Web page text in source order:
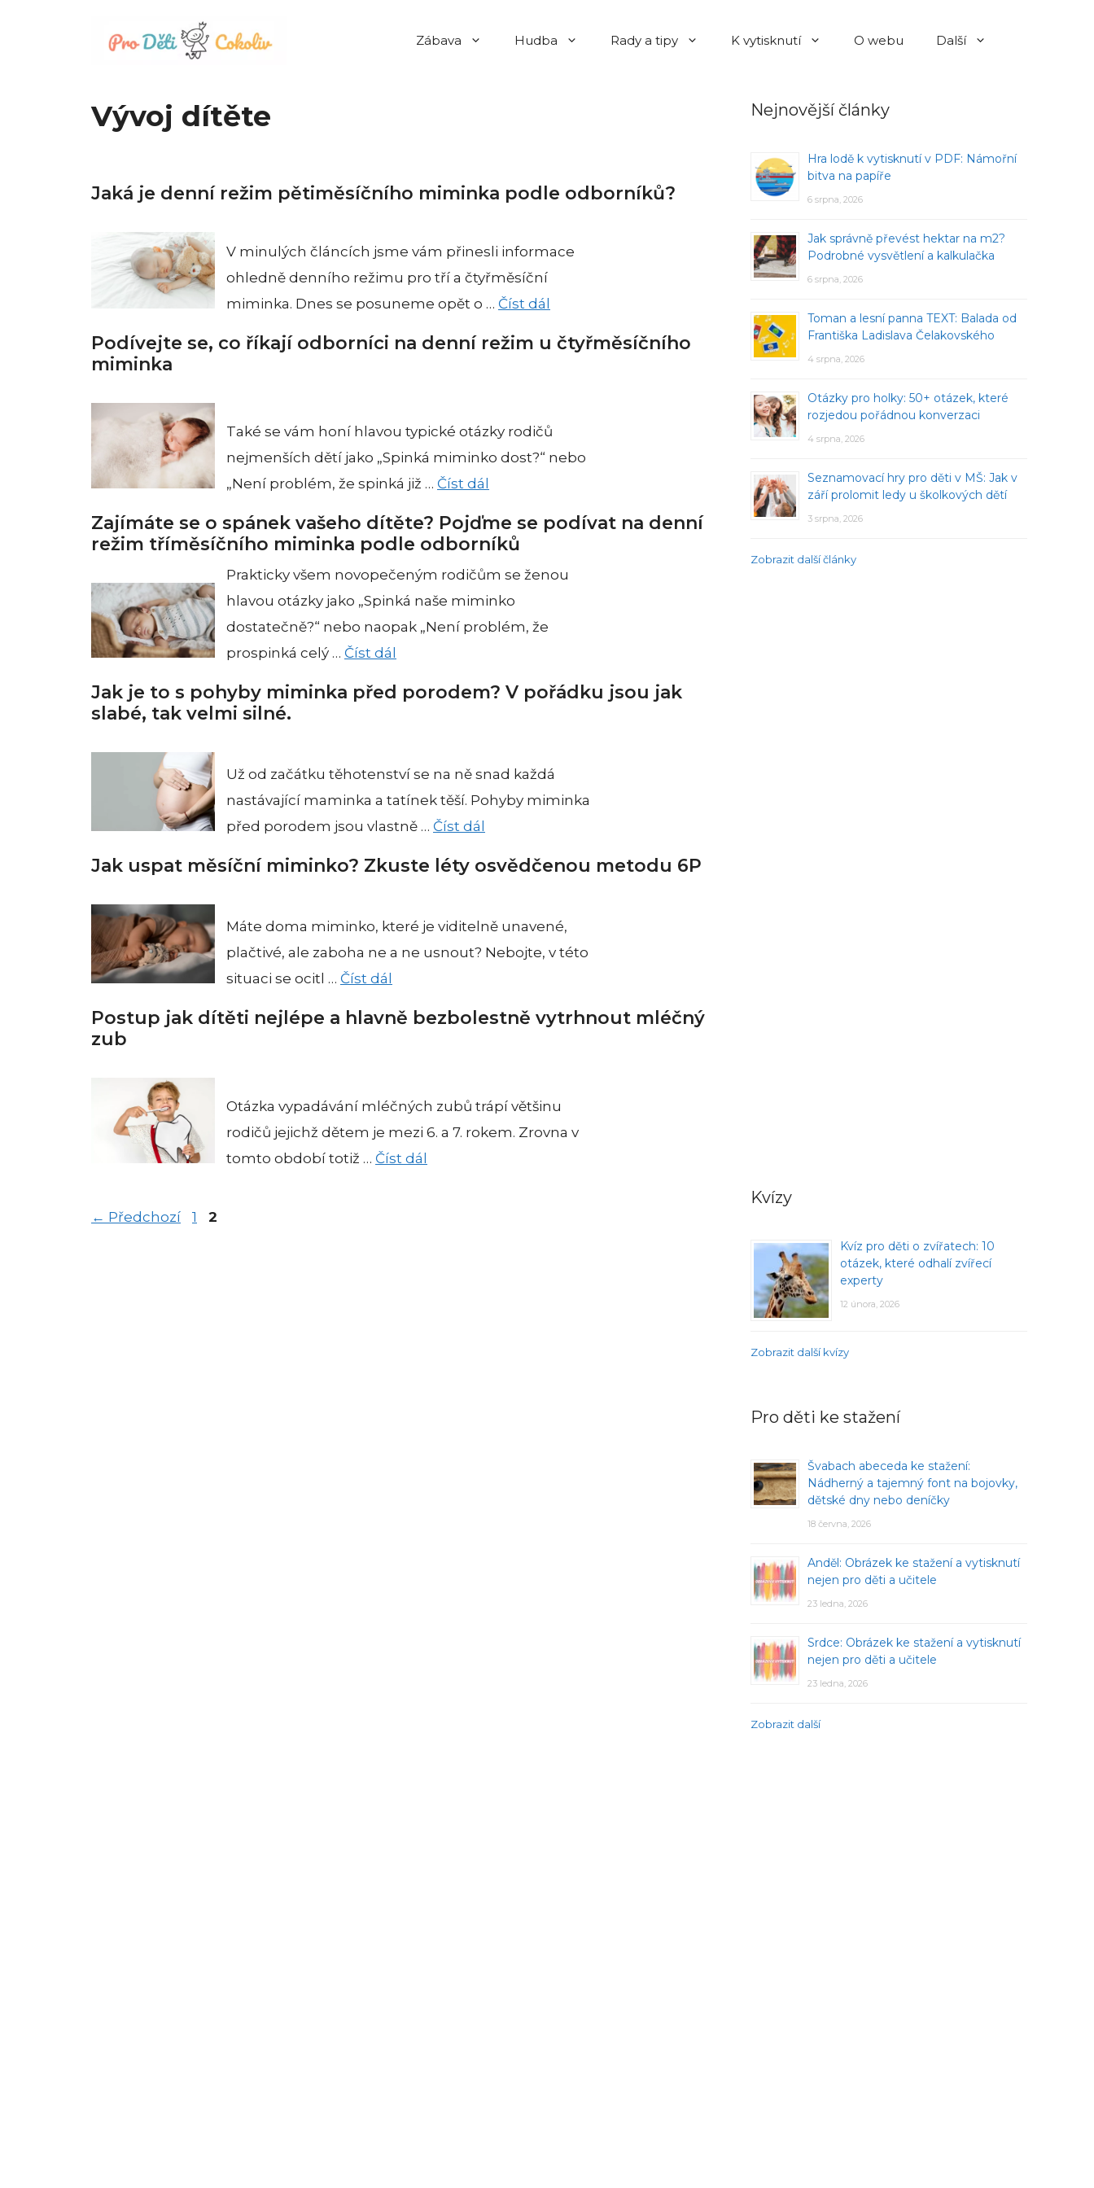
Zábava Hudba Rady a tipy K vytisknutí O webu Další
Vývoj dítěte
Jaká je denní režim pětiměsíčního miminka podle odborníků?
V minulých článcích jsme vám přinesli informace
ohledně denního režimu pro tří a čtyřměsíční
miminka. Dnes se posuneme opět o … Číst dál
Podívejte se, co říkají odborníci na denní režim u čtyřměsíčního
miminka
Také se vám honí hlavou typické otázky rodičů
nejmenších dětí jako „Spinká miminko dost?“ nebo
„Není problém, že spinká již … Číst dál
Zajímáte se o spánek vašeho dítěte? Pojďme se podívat na denní
režim tříměsíčního miminka podle odborníků
Prakticky všem novopečeným rodičům se ženou
hlavou otázky jako „Spinká naše miminko
dostatečně?“ nebo naopak „Není problém, že
prospinká celý … Číst dál
Jak je to s pohyby miminka před porodem? V pořádku jsou jak
slabé, tak velmi silné.
Už od začátku těhotenství se na ně snad každá
nastávající maminka a tatínek těší. Pohyby miminka
před porodem jsou vlastně … Číst dál
Jak uspat měsíční miminko? Zkuste léty osvědčenou metodu 6P
Máte doma miminko, které je viditelně unavené,
plačtivé, ale zaboha ne a ne usnout? Nebojte, v této
situaci se ocitl … Číst dál
Postup jak dítěti nejlépe a hlavně bezbolestně vytrhnout mléčný
zub
Otázka vypadávání mléčných zubů trápí většinu
rodičů jejichž dětem je mezi 6. a 7. rokem. Zrovna v
tomto období totiž … Číst dál
← Předchozí Stránka
1 Stránka
2
Nejnovější články
Hra lodě k vytisknutí v PDF: Námořní
bitva na papíře
6 srpna, 2026
Jak správně převést hektar na m2?
Podrobné vysvětlení a kalkulačka
6 srpna, 2026
Toman a lesní panna TEXT: Balada od
Františka Ladislava Čelakovského
4 srpna, 2026
Otázky pro holky: 50+ otázek, které
rozjedou pořádnou konverzaci
4 srpna, 2026
Seznamovací hry pro děti v MŠ: Jak v
září prolomit ledy u školkových dětí
3 srpna, 2026
Zobrazit další články
Kvízy
Kvíz pro děti o zvířatech: 10
otázek, které odhalí zvířecí
experty
12 února, 2026
Zobrazit další kvízy
Pro děti ke stažení
Švabach abeceda ke stažení:
Nádherný a tajemný font na bojovky,
dětské dny nebo deníčky
18 června, 2026
Anděl: Obrázek ke stažení a vytisknutí
nejen pro děti a učitele
23 ledna, 2026
Srdce: Obrázek ke stažení a vytisknutí
nejen pro děti a učitele
23 ledna, 2026
Zobrazit další